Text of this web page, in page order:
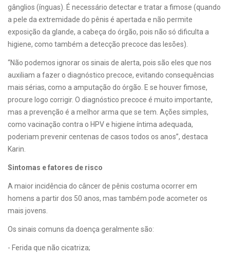
gânglios (ínguas). É necessário detectar e tratar a fimose (quando
a pele da extremidade do pênis é apertada e não permite
exposição da glande, a cabeça do órgão, pois não só dificulta a
higiene, como também a detecção precoce das lesões).
“Não podemos ignorar os sinais de alerta, pois são eles que nos
auxiliam a fazer o diagnóstico precoce, evitando consequências
mais sérias, como a amputação do órgão. E se houver fimose,
procure logo corrigir. O diagnóstico precoce é muito importante,
mas a prevenção é a melhor arma que se tem. Ações simples,
como vacinação contra o HPV e higiene íntima adequada,
poderiam prevenir centenas de casos todos os anos”, destaca
Karin.
Sintomas e fatores de risco
A maior incidência do câncer de pênis costuma ocorrer em
homens a partir dos 50 anos, mas também pode acometer os
mais jovens.
Os sinais comuns da doença geralmente são:
- Ferida que não cicatriza;